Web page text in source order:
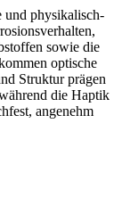
und physikalisch-
sowie die
optische
Struktur prägen
die Haptik
angenehm